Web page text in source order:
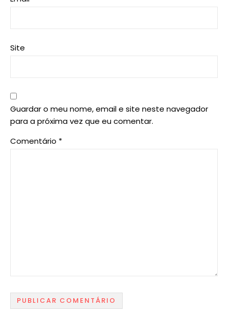
Site
Guardar o meu nome, email e site neste navegador
para a próxima vez que eu comentar.
Comentário *